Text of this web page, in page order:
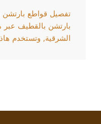
تفصيل قواطع
بارتشن بالقطيف عبر
الشرقية, وتستخدم